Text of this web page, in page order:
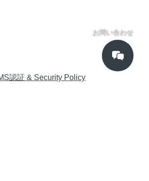
お問い合わせ
認証 & Security Policy